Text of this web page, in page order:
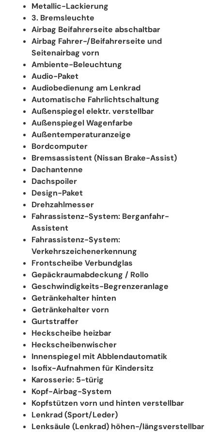
Metallic-Lackierung
3. Bremsleuchte
Airbag Beifahrerseite abschaltbar
Airbag Fahrer-/Beifahrerseite und
Seitenairbag vorn
Ambiente-Beleuchtung
Audio-Paket
Audiobedienung am Lenkrad
Automatische Fahrlichtschaltung
Außenspiegel elektr. verstellbar
Außenspiegel Wagenfarbe
Außentemperaturanzeige
Bordcomputer
Bremsassistent (Nissan Brake-Assist)
Dachantenne
Dachspoiler
Design-Paket
Drehzahlmesser
Fahrassistenz-System: Berganfahr-
Assistent
Fahrassistenz-System:
Verkehrszeichenerkennung
Frontscheibe Verbundglas
Gepäckraumabdeckung / Rollo
Geschwindigkeits-Begrenzeranlage
Getränkehalter hinten
Getränkehalter vorn
Gurtstraffer
Heckscheibe heizbar
Heckscheibenwischer
Innenspiegel mit Abblendautomatik
Isofix-Aufnahmen für Kindersitz
Karosserie: 5-türig
Kopf-Airbag-System
Kopfstützen vorn und hinten verstellbar
Lenkrad (Sport/Leder)
Lenksäule (Lenkrad) höhen-/längsverstellbar